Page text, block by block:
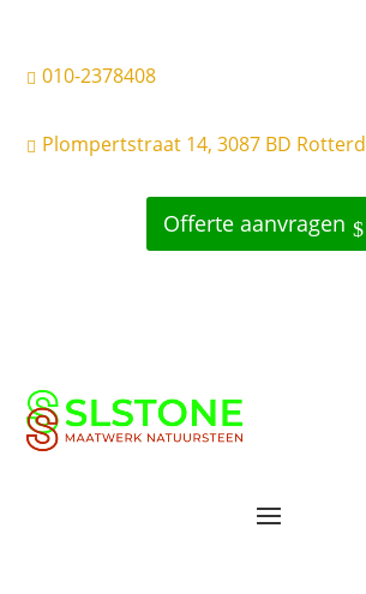
 010-2378408
 Plompertstraat 14, 3087 BD
Offerte aanvragen